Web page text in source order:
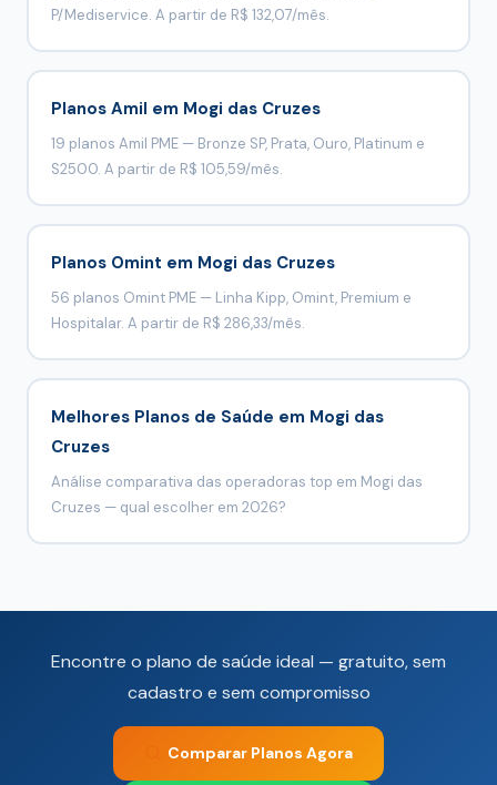
P/Mediservice. A partir de R$ 132,07/mês.
Planos Amil em Mogi das Cruzes
19 planos Amil PME — Bronze SP, Prata, Ouro, Platinum e
S2500. A partir de R$ 105,59/mês.
Planos Omint em Mogi das Cruzes
56 planos Omint PME — Linha Kipp, Omint, Premium e
Hospitalar. A partir de R$ 286,33/mês.
Melhores Planos de Saúde em Mogi das
Cruzes
Análise comparativa das operadoras top em Mogi das
Cruzes — qual escolher em 2026?
Encontre o plano de saúde ideal — gratuito, sem
cadastro e sem compromisso
Comparar Planos Agora